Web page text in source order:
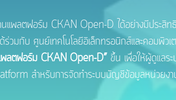
พลตฟอร์ม CKAN Open-D ได้อย่างมีประสิ
กับ ศูนย์เทคโนโลยีอิเล็กทรอนิกส์และคอมพิว
ลตฟอร์ม CKAN Open-D”ขึ้น เพื่อให้ผู้ดูแลระ
สำหรับการจัดทำระบบบัญชีข้อมูลหน่วยงาน